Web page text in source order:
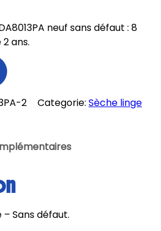
neuf sans défaut : 8
ans.
2 Categorie: Sèche linge
– Sans défaut.